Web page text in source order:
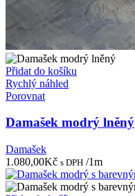
Přidat do košíku
Rychlý náhled
Porovnat
Damašek modrý lněný
Damašek
1.080,00Kč s DPH /1m